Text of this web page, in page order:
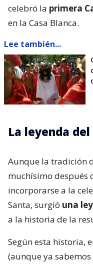
celebró la primera
en la Casa Blanca.
Lee también...
La leyenda del
Aunque la tradición
muchísimo después
incorporarse a la
Santa, surgió una
a la historia de la
Según esta historia,
(aunque ya